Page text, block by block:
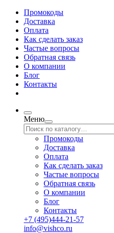
Промокоды
Доставка
Оплата
Как сделать заказ
Частые вопросы
Обратная связь
О компании
Блог
Контакты
Меню
Промокоды
Доставка
Оплата
Как сделать заказ
Частые вопросы
Обратная связь
О компании
Блог
Контакты
+7 (495)444-21-57
info@vishco.ru